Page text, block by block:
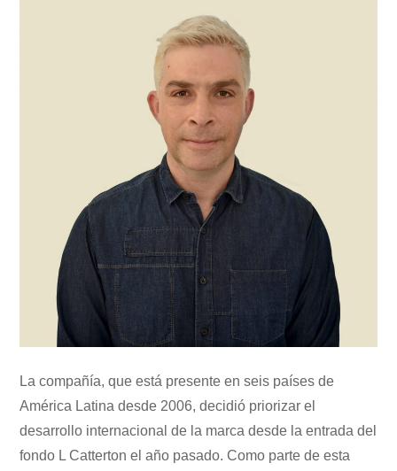
La compañía, que está presente en seis países de
América Latina desde 2006, decidió priorizar el
desarrollo internacional de la marca desde la entrada del
fondo L Catterton el año pasado. Como parte de esta